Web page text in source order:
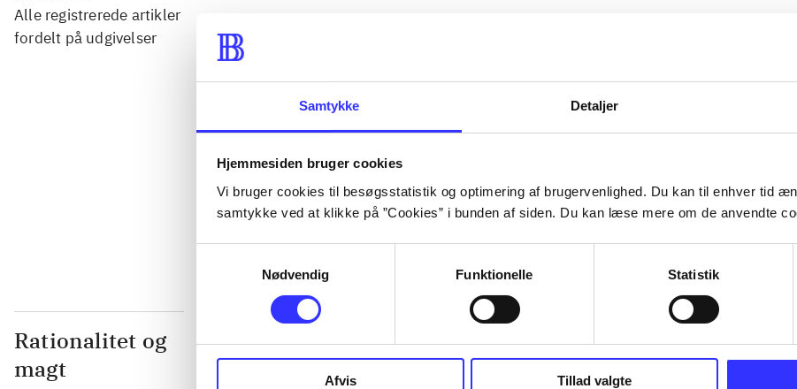
Samtykke Detaljer
Hjemmesiden bruger cookies
Vi bruger cookies til besøgsstatistik og optimering af brugervenlighed. Du kan til enhver tid
samtykke ved at klikke på ”Cookies” i bunden af siden. Du kan læse mere om de anvendte
Nødvendig
Funktionelle Statistik
Afvis Tillad valgte
Alle registrerede artikler
fordelt på udgivelser
...
Rationalitet og
magt